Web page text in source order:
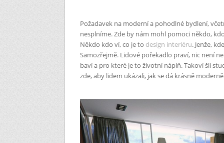
Požadavek na moderní a pohodlné bydlení,
nesplníme. Zde by nám mohl pomoci někdo,
Někdo kdo ví, co je to design interiéru. Jenže,
Samozřejmě. Lidové pořekadlo praví, nic není
baví a pro které je to životní náplň. Takoví šli
zde, aby lidem ukázali, jak se dá krásně